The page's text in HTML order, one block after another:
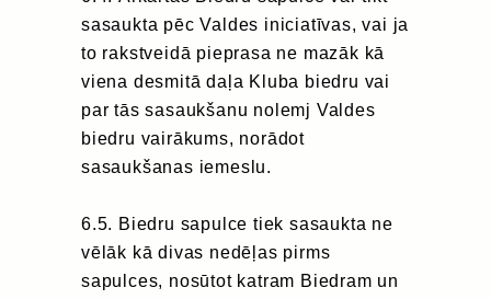
sasaukta pēc Valdes iniciatīvas, vai ja
to rakstveidā pieprasa ne mazāk kā
viena desmitā daļa Kluba biedru vai
par tās sasaukšanu nolemj Valdes
biedru vairākums, norādot
sasaukšanas iemeslu.
6.5. Biedru sapulce tiek sasaukta ne
vēlāk kā divas nedēļas pirms
sapulces, nosūtot katram Biedram un